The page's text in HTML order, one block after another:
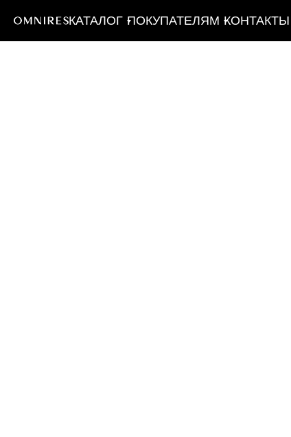
КАТАЛОГ ПОКУПАТЕЛЯМ КОНТАКТЫ